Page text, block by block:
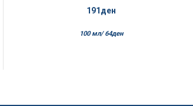
191ден
100 мл/ 64ден